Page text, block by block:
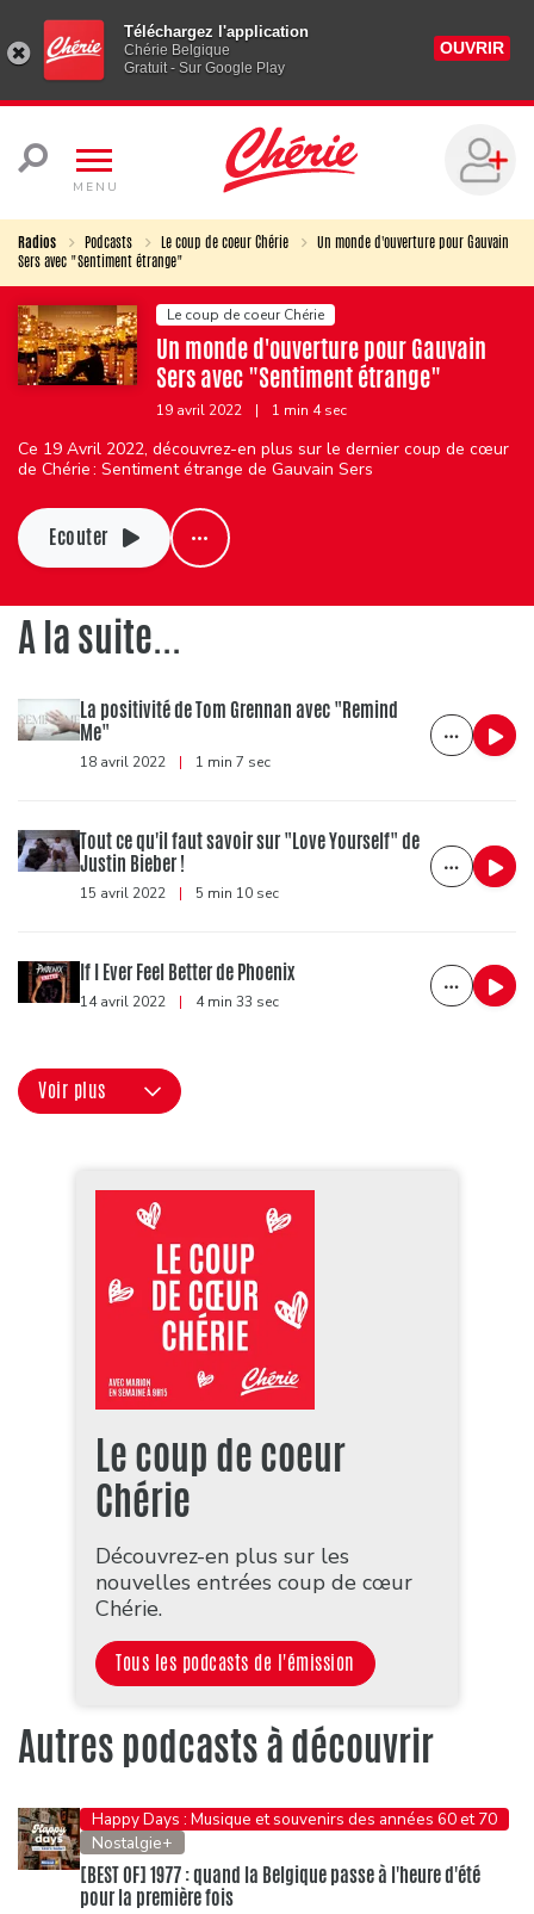
Téléchargez l'application
Chérie Belgique
Gratuit - Sur Google Play
OUVRIR
MENU
Radios Podcasts Le coup de coeur Chérie
Un monde d'ouverture pour Gauvain
Sers avec "Sentiment étrange"
Le coup de coeur Chérie
Un monde d'ouverture pour Gauvain
Sers avec "Sentiment étrange"
19 avril 2022 | 1 min 4 sec
Ce 19 Avril 2022, découvrez-en plus sur le dernier coup de cœur
de Chérie : Sentiment étrange de Gauvain Sers
Ecouter
A la suite...
La positivité de Tom Grennan avec "Remind
Me"
18 avril 2022 | 1 min 7 sec
Tout ce qu'il faut savoir sur "Love Yourself" de
Justin Bieber !
15 avril 2022 | 5 min 10 sec
If I Ever Feel Better de Phoenix
14 avril 2022 | 4 min 33 sec
Voir plus
Le coup de coeur
Chérie
Découvrez-en plus sur les
nouvelles entrées coup de cœur
Chérie.
Tous les podcasts de l'émission
Autres podcasts à découvrir
Happy Days : Musique et souvenirs des années 60 et 70
Nostalgie+
[BEST OF] 1977 : quand la Belgique passe à l'heure d'été
pour la première fois